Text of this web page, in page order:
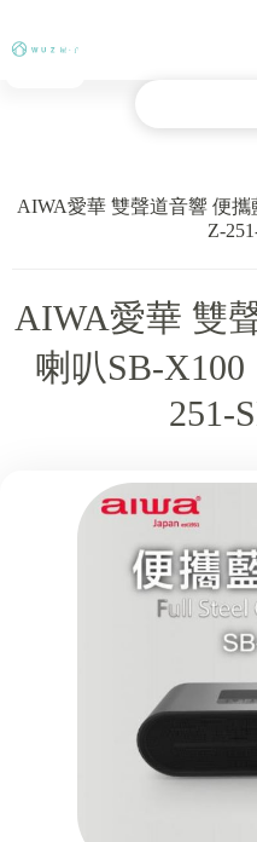
AIWA愛華 雙聲道音響 便攜
Z-
AIWA愛華 雙
喇叭SB-
251-